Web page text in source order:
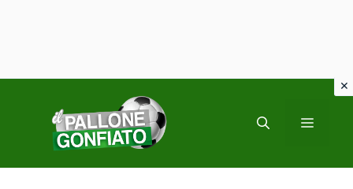
contenuto
MENU